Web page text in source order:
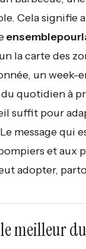
Cela signifie
la carte des
un week-
quotidien à
suffit pour
message qui
et aux
adopter,
meilleur